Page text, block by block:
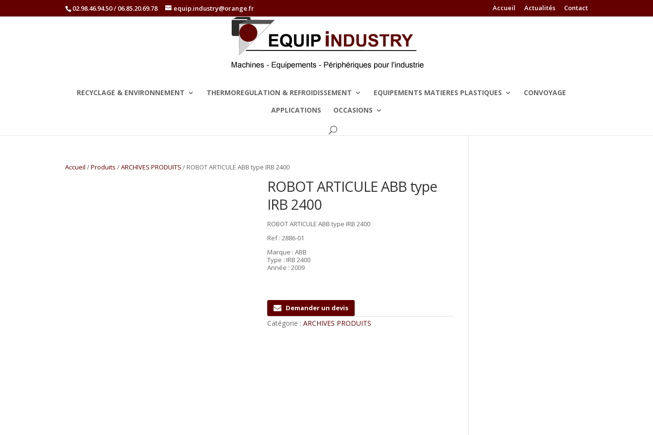
02.98.46.94.50 / 06.85.20.69.78 equip.industry@orange.fr Accueil Actualités Contact
RECYCLAGE & ENVIRONNEMENT THERMOREGULATION & REFROIDISSEMENT EQUIPEMENTS MATIERES PLASTIQUES
CONVOYAGE
APPLICATIONS
OCCASIONS
Accueil /Produits /ARCHIVES PRODUITS / ROBOT ARTICULE ABB type IRB 2400
ROBOT ARTICULE ABB type
IRB 2400
ROBOT ARTICULE ABB type IRB 2400
Ref : 2886-01
Marque : ABB
Type : IRB 2400
Année : 2009
Demander un devis
Catégorie : ARCHIVES PRODUITS